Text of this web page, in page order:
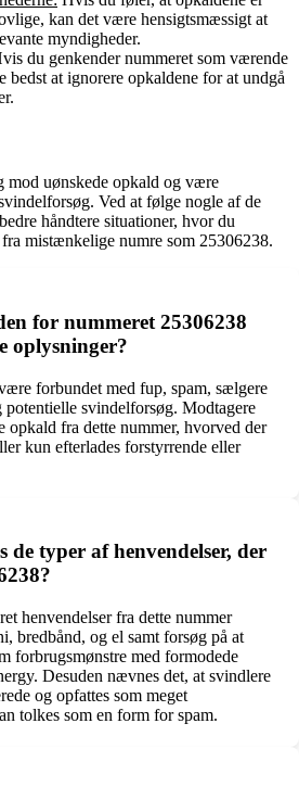
kan det være hensigtsmæssigt at
myndigheder.
du genkender nummeret som værende
bedst at ignorere opkaldene for at undgå
mod uønskede opkald og være
Ved at følge nogle af de
håndtere situationer, hvor du
mistænkelige numre som 25306238.
for nummeret 25306238
oplysninger?
forbundet med fup, spam, sælgere
svindelforsøg. Modtagere
opkald fra dette nummer, hvorved der
kun efterlades forstyrrende eller
de typer af henvendelser, der
henvendelser fra dette nummer
bredbånd, og el samt forsøg på at
forbrugsmønstre med formodede
Desuden nævnes det, at svindlere
og opfattes som meget
tolkes som en form for spam.